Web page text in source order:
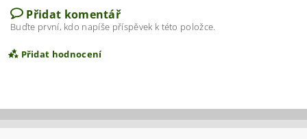
Přidat komentář
Buďte první, kdo napíše příspěvek k této položce.
Přidat hodnocení